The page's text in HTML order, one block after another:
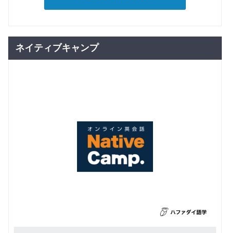
ネイティブキャンプ